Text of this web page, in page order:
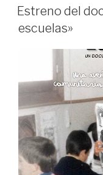
EL
Estreno del
escuelas»